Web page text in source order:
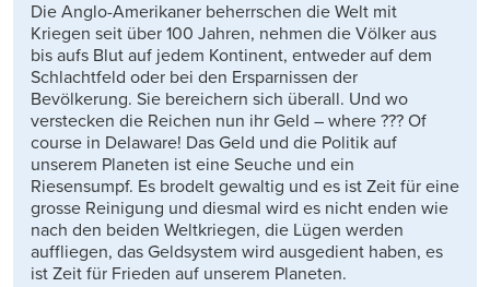
Die Anglo-Amerikaner beherrschen die Welt mit
Kriegen seit über 100 Jahren, nehmen die Völker aus
bis aufs Blut auf jedem Kontinent, entweder auf dem
Schlachtfeld oder bei den Ersparnissen der
Bevölkerung. Sie bereichern sich überall. Und wo
verstecken die Reichen nun ihr Geld – where ??? Of
course in Delaware! Das Geld und die Politik auf
unserem Planeten ist eine Seuche und ein
Riesensumpf. Es brodelt gewaltig und es ist Zeit für eine
grosse Reinigung und diesmal wird es nicht enden wie
nach den beiden Weltkriegen, die Lügen werden
auffliegen, das Geldsystem wird ausgedient haben, es
ist Zeit für Frieden auf unserem Planeten.